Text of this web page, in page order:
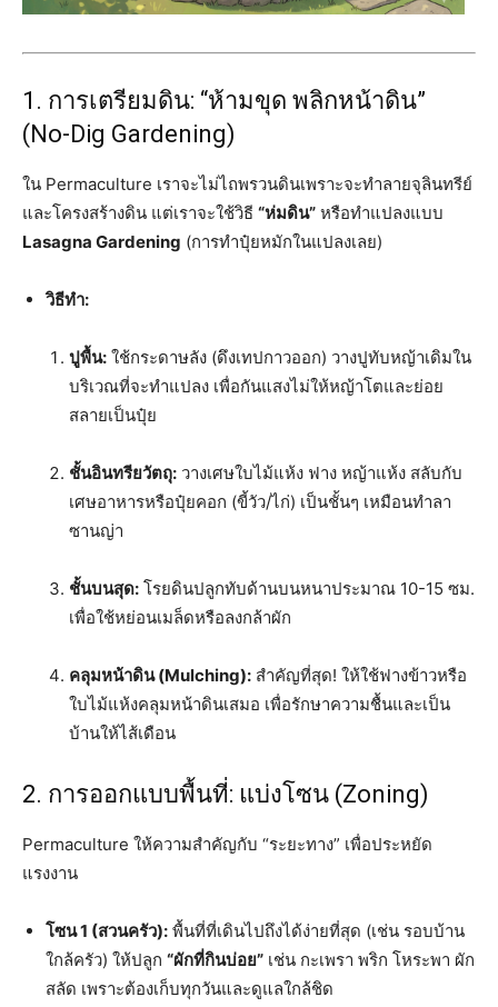
1. การเตรียมดิน: “ห้ามขุด พลิกหน้าดิน”
(No-Dig Gardening)
ใน Permaculture เราจะไม่ไถพรวนดินเพราะจะทำลายจุลินทรีย์
และโครงสร้างดิน แต่เราจะใช้วิธี “ห่มดิน” หรือทำแปลงแบบ
Lasagna Gardening (การทำปุ๋ยหมักในแปลงเลย)
วิธีทำ:
ปูพื้น: ใช้กระดาษลัง (ดึงเทปกาวออก) วางปูทับหญ้าเดิมใน
บริเวณที่จะทำแปลง เพื่อกันแสงไม่ให้หญ้าโตและย่อย
สลายเป็นปุ๋ย
ชั้นอินทรียวัตถุ: วางเศษใบไม้แห้ง ฟาง หญ้าแห้ง สลับกับ
เศษอาหารหรือปุ๋ยคอก (ขี้วัว/ไก่) เป็นชั้นๆ เหมือนทำลา
ซานญ่า
ชั้นบนสุด: โรยดินปลูกทับด้านบนหนาประมาณ 10-15 ซม.
เพื่อใช้หย่อนเมล็ดหรือลงกล้าผัก
คลุมหน้าดิน (Mulching): สำคัญที่สุด! ให้ใช้ฟางข้าวหรือ
ใบไม้แห้งคลุมหน้าดินเสมอ เพื่อรักษาความชื้นและเป็น
บ้านให้ไส้เดือน
2. การออกแบบพื้นที่: แบ่งโซน (Zoning)
Permaculture ให้ความสำคัญกับ “ระยะทาง” เพื่อประหยัด
แรงงาน
โซน 1 (สวนครัว): พื้นที่ที่เดินไปถึงได้ง่ายที่สุด (เช่น รอบบ้าน
ใกล้ครัว) ให้ปลูก “ผักที่กินบ่อย” เช่น กะเพรา พริก โหระพา ผัก
สลัด เพราะต้องเก็บทุกวันและดูแลใกล้ชิด